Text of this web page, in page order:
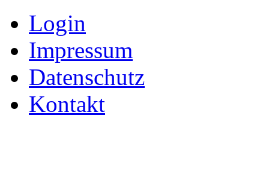
Login
Impressum
Datenschutz
Kontakt